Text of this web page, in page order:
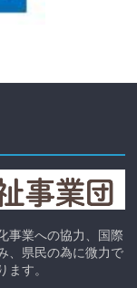
事業への協力、国際
、県民の為に微力で
す。